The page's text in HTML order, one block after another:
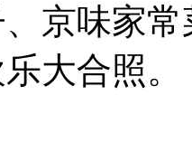
京味家
大合照。